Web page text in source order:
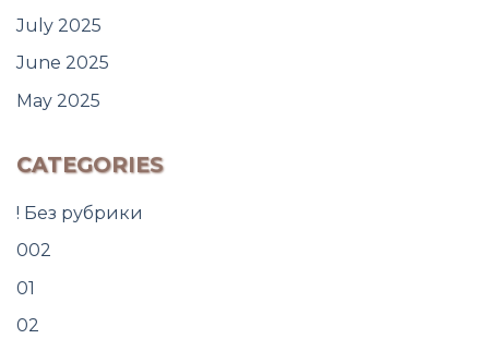
July 2025
June 2025
May 2025
CATEGORIES
! Без рубрики
002
01
02